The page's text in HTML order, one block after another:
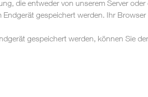
die entweder von unserem Server
gespeichert werden. Ihr
gespeichert werden, können Sie